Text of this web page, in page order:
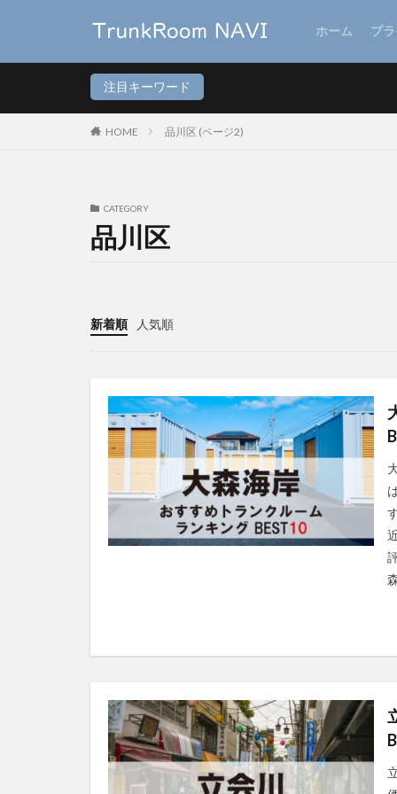
ホーム プ
注目キーワード
HOME 品川区 (ページ2)
CATEGORY
品川区
新着順 人気順